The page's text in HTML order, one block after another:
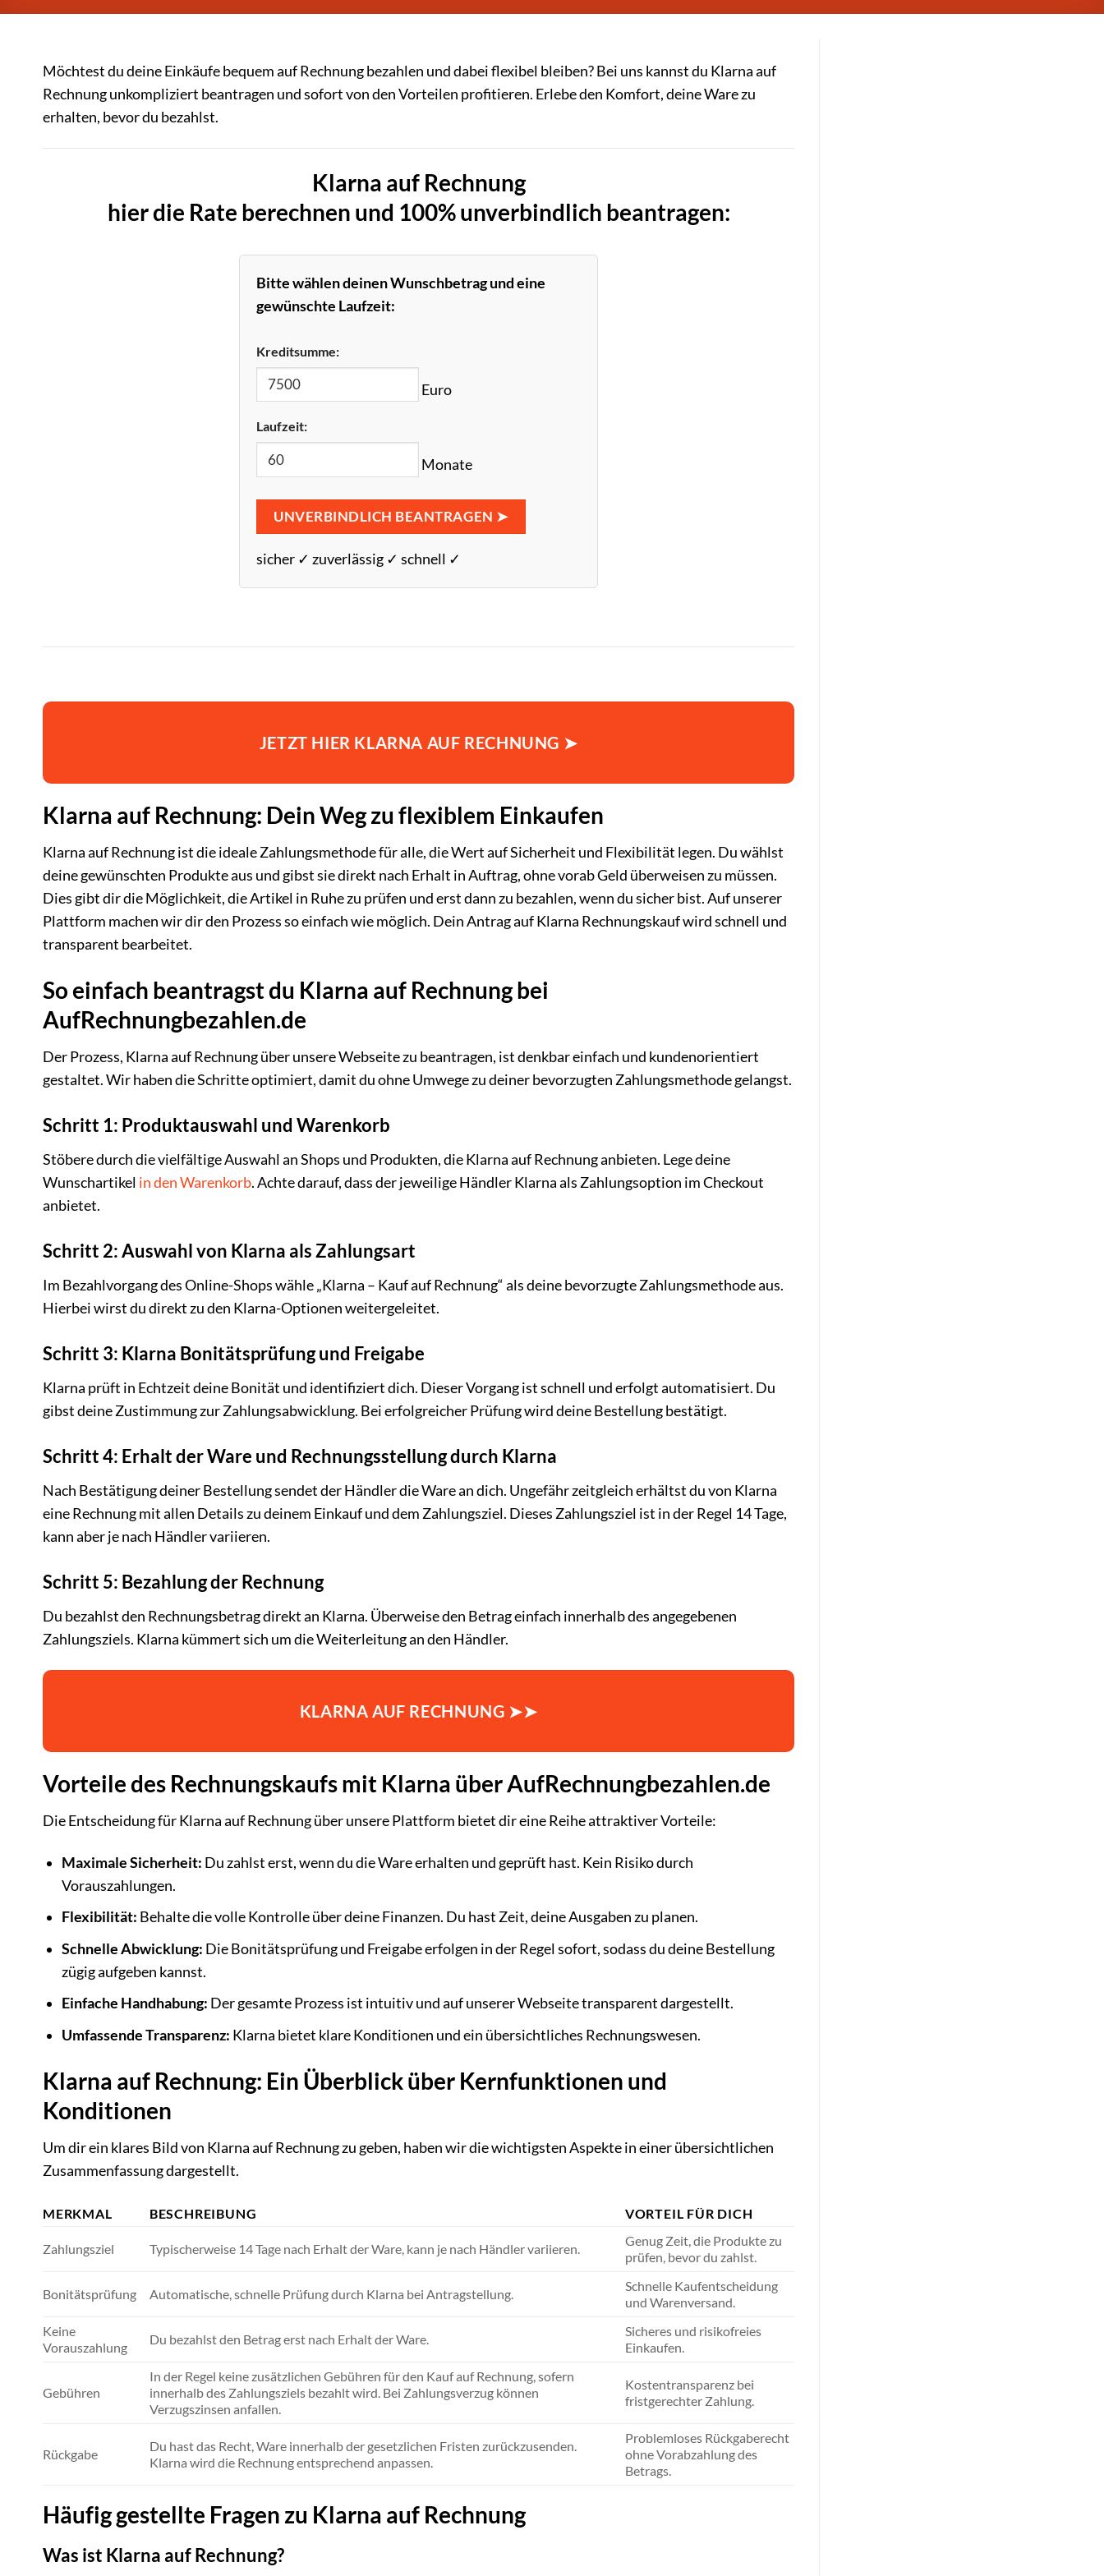
Möchtest du deine Einkäufe bequem auf Rechnung bezahlen und dabei flexibel bleiben? Bei uns kannst du Klarna auf
Rechnung unkompliziert beantragen und sofort von den Vorteilen profitieren. Erlebe den Komfort, deine Ware zu
erhalten, bevor du bezahlst.
Klarna auf Rechnung
hier die Rate berechnen und 100% unverbindlich beantragen:
Bitte wählen deinen Wunschbetrag und eine
gewünschte Laufzeit:
Kreditsumme:
Euro
Laufzeit:
Monate
UNVERBINDLICH BEANTRAGEN ➤
sicher ✓ zuverlässig ✓ schnell ✓
JETZT HIER KLARNA AUF RECHNUNG ➤
Klarna auf Rechnung: Dein Weg zu flexiblem Einkaufen
Klarna auf Rechnung ist die ideale Zahlungsmethode für alle, die Wert auf Sicherheit und Flexibilität legen. Du wählst
deine gewünschten Produkte aus und gibst sie direkt nach Erhalt in Auftrag, ohne vorab Geld überweisen zu müssen.
Dies gibt dir die Möglichkeit, die Artikel in Ruhe zu prüfen und erst dann zu bezahlen, wenn du sicher bist. Auf unserer
Plattform machen wir dir den Prozess so einfach wie möglich. Dein Antrag auf Klarna Rechnungskauf wird schnell und
transparent bearbeitet.
So einfach beantragst du Klarna auf Rechnung bei
AufRechnungbezahlen.de
Der Prozess, Klarna auf Rechnung über unsere Webseite zu beantragen, ist denkbar einfach und kundenorientiert
gestaltet. Wir haben die Schritte optimiert, damit du ohne Umwege zu deiner bevorzugten Zahlungsmethode gelangst.
Schritt 1: Produktauswahl und Warenkorb
Stöbere durch die vielfältige Auswahl an Shops und Produkten, die Klarna auf Rechnung anbieten. Lege deine
Wunschartikel in den Warenkorb. Achte darauf, dass der jeweilige Händler Klarna als Zahlungsoption im Checkout
anbietet.
Schritt 2: Auswahl von Klarna als Zahlungsart
Im Bezahlvorgang des Online-Shops wähle „Klarna – Kauf auf Rechnung“ als deine bevorzugte Zahlungsmethode aus.
Hierbei wirst du direkt zu den Klarna-Optionen weitergeleitet.
Schritt 3: Klarna Bonitätsprüfung und Freigabe
Klarna prüft in Echtzeit deine Bonität und identifiziert dich. Dieser Vorgang ist schnell und erfolgt automatisiert. Du
gibst deine Zustimmung zur Zahlungsabwicklung. Bei erfolgreicher Prüfung wird deine Bestellung bestätigt.
Schritt 4: Erhalt der Ware und Rechnungsstellung durch Klarna
Nach Bestätigung deiner Bestellung sendet der Händler die Ware an dich. Ungefähr zeitgleich erhältst du von Klarna
eine Rechnung mit allen Details zu deinem Einkauf und dem Zahlungsziel. Dieses Zahlungsziel ist in der Regel 14 Tage,
kann aber je nach Händler variieren.
Schritt 5: Bezahlung der Rechnung
Du bezahlst den Rechnungsbetrag direkt an Klarna. Überweise den Betrag einfach innerhalb des angegebenen
Zahlungsziels. Klarna kümmert sich um die Weiterleitung an den Händler.
KLARNA AUF RECHNUNG ➤➤
Vorteile des Rechnungskaufs mit Klarna über AufRechnungbezahlen.de
Die Entscheidung für Klarna auf Rechnung über unsere Plattform bietet dir eine Reihe attraktiver Vorteile:
Maximale Sicherheit: Du zahlst erst, wenn du die Ware erhalten und geprüft hast. Kein Risiko durch
Vorauszahlungen.
Flexibilität: Behalte die volle Kontrolle über deine Finanzen. Du hast Zeit, deine Ausgaben zu planen.
Schnelle Abwicklung: Die Bonitätsprüfung und Freigabe erfolgen in der Regel sofort, sodass du deine Bestellung
zügig aufgeben kannst.
Einfache Handhabung: Der gesamte Prozess ist intuitiv und auf unserer Webseite transparent dargestellt.
Umfassende Transparenz: Klarna bietet klare Konditionen und ein übersichtliches Rechnungswesen.
Klarna auf Rechnung: Ein Überblick über Kernfunktionen und
Konditionen
Um dir ein klares Bild von Klarna auf Rechnung zu geben, haben wir die wichtigsten Aspekte in einer übersichtlichen
Zusammenfassung dargestellt.
MERKMAL BESCHREIBUNG VORTEIL FÜR DICH
Zahlungsziel Typischerweise 14 Tage nach Erhalt der Ware, kann je nach Händler variieren.
Genug Zeit, die Produkte zu
prüfen, bevor du zahlst.
Bonitätsprüfung Automatische, schnelle Prüfung durch Klarna bei Antragstellung.
Schnelle Kaufentscheidung
und Warenversand.
Keine
Vorauszahlung
Du bezahlst den Betrag erst nach Erhalt der Ware.
Sicheres und risikofreies
Einkaufen.
Gebühren
In der Regel keine zusätzlichen Gebühren für den Kauf auf Rechnung, sofern
innerhalb des Zahlungsziels bezahlt wird. Bei Zahlungsverzug können
Verzugszinsen anfallen.
Kostentransparenz bei
fristgerechter Zahlung.
Rückgabe
Du hast das Recht, Ware innerhalb der gesetzlichen Fristen zurückzusenden.
Klarna wird die Rechnung entsprechend anpassen.
Problemloses Rückgaberecht
ohne Vorabzahlung des
Betrags.
Häufig gestellte Fragen zu Klarna auf Rechnung
Was ist Klarna auf Rechnung?